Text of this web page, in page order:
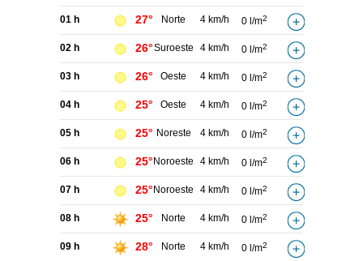
01 h 27° Norte 4 km/h 0 l/m2
02 h 26°Suroeste 4 km/h 0 l/m2
03 h 26° Oeste 4 km/h 0 l/m2
04 h 25° Oeste 4 km/h 0 l/m2
05 h 25° Noreste 4 km/h 0 l/m2
06 h 25° Noroeste 4 km/h 0 l/m2
07 h 25° Noroeste 4 km/h 0 l/m2
08 h 25° Norte 4 km/h 0 l/m2
09 h 28° Norte 4 km/h 0 l/m2